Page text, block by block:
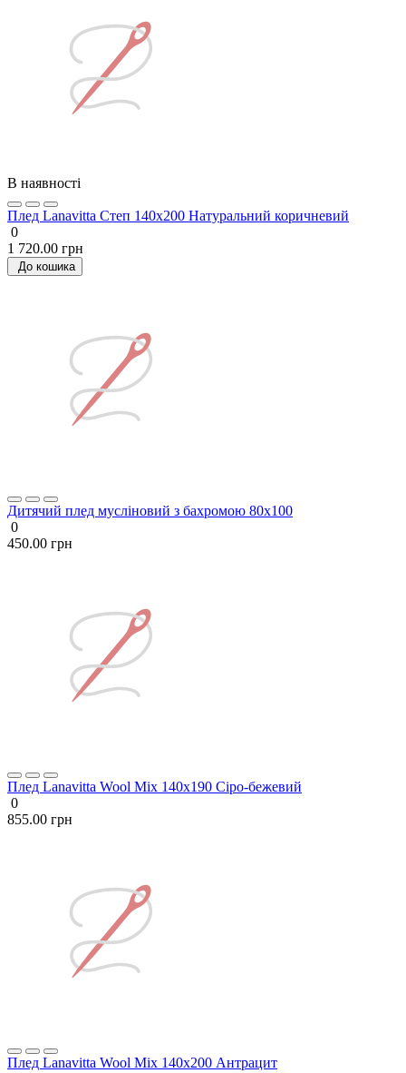
В наявності
Плед Lanavitta Степ 140x200 Натуральний коричневий
0
1 720.00 грн
До кошика
Дитячий плед мусліновий з бахромою 80х100
0
450.00 грн
Плед Lanavitta Wool Mix 140х190 Сіро-бежевий
0
855.00 грн
Плед Lanavitta Wool Mix 140х200 Антрацит